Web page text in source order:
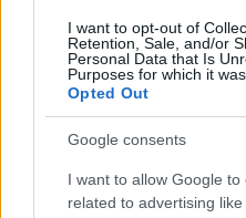
I want to opt-out of
Retention, Sale, and/or
Personal Data that Is
Purposes for which it
Opted Out
Google consents
I want to allow Google to
related to advertising
Cinquant’anni dopo, la
essere uno di quei
mettere d’accordo
diverse.